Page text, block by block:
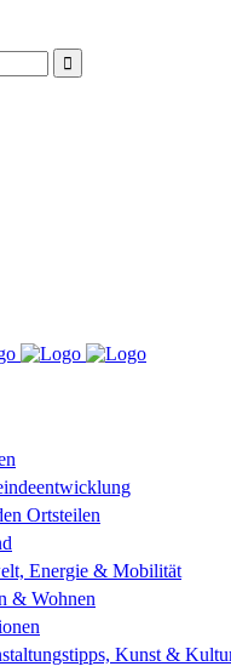
Ortsteilen
Energie & Mobilität
& Wohnen
Kunst &